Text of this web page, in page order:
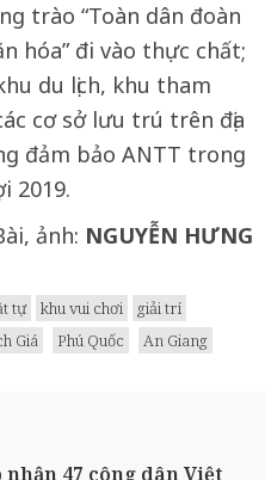
trào “Toàn dân đoàn
hóa” đi vào thực chất;
du lịch, khu tham
cơ sở lưu trú trên địa
đảm bảo ANTT trong
2019.
ảnh: NGUYỄN HƯNG
tự khu vui chơi
giải trí
Giá Phú Quốc
An Giang
nhận 47 công dân Việt